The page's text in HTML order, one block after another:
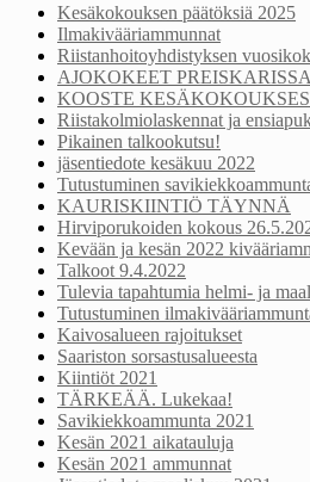
Kesäkokouksen päätöksiä 2025
Ilmakivääriammunnat
Riistanhoitoyhdistyksen
AJOKOKEET
KOOSTE
Riistakolmiolaskennat ja
Pikainen talkookutsu!
jäsentiedote kesäkuu 2022
Tutustuminen
KAURISKIINTIÖ TÄYNNÄ
Hirviporukoiden kokous
Kevään ja kesän 2022
Talkoot 9.4.2022
Tulevia tapahtumia helmi- ja
Tutustuminen
Kaivosalueen rajoitukset
Saariston sorsastusalueesta
Kiintiöt 2021
TÄRKEÄÄ. Lukekaa!
Savikiekkoammunta 2021
Kesän 2021 aikatauluja
Kesän 2021 ammunnat